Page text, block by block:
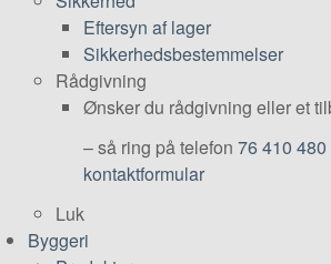
Eftersyn af lager
Sikkerhedsbestemmelser
Rådgivning
Ønsker du rådgivning eller et
– så ring på telefon 76 410 480
kontaktformular
Luk
Byggeri